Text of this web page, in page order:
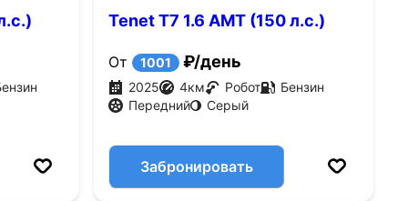
Tenet T7 1.6 AMT (150 л.с.)
От 1001 ₽/день
2025 4км Робот
Бензин
Передний
Серый
Забронировать